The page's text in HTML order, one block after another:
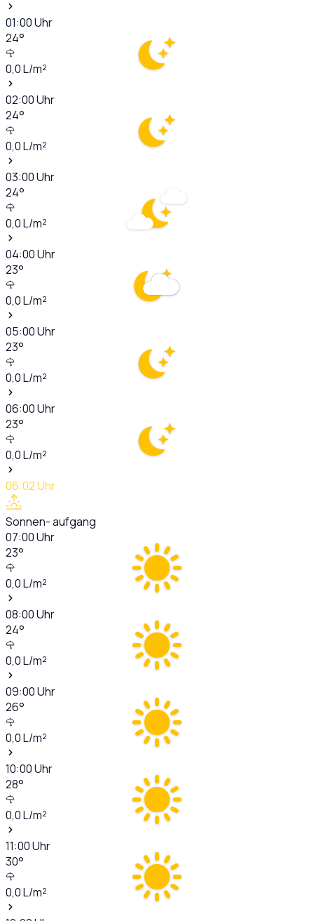
01:00Uhr
24°
0,0L/m²
02:00Uhr
24°
0,0L/m²
03:00Uhr
24°
0,0L/m²
04:00Uhr
23°
0,0L/m²
05:00Uhr
23°
0,0L/m²
06:00Uhr
23°
0,0L/m²
06:02Uhr
Sonnen- aufgang
07:00Uhr
23°
0,0L/m²
08:00Uhr
24°
0,0L/m²
09:00Uhr
26°
0,0L/m²
10:00Uhr
28°
0,0L/m²
11:00Uhr
30°
0,0L/m²